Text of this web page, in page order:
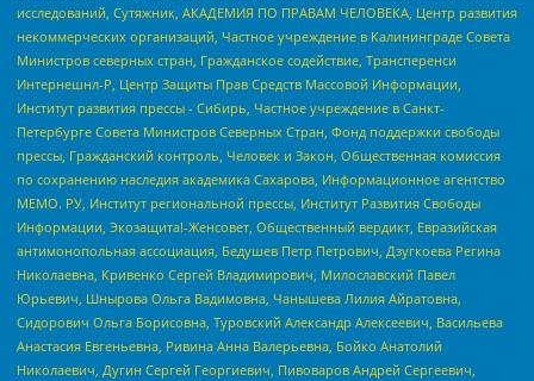
исследований, Сутяжник, АКАДЕМИЯ ПО ПРАВАМ ЧЕЛОВЕКА, Центр развития
некоммерческих организаций, Частное учреждение в Калининграде Совета
Министров северных стран, Гражданское содействие, Трансперенси
Интернешнл-Р, Центр Защиты Прав Средств Массовой Информации,
Институт развития прессы - Сибирь, Частное учреждение в Санкт-
Петербурге Совета Министров Северных Стран, Фонд поддержки свободы
прессы, Гражданский контроль, Человек и Закон, Общественная комиссия
по сохранению наследия академика Сахарова, Информационное агентство
МЕМО. РУ, Институт региональной прессы, Институт Развития Свободы
Информации, Экозащита!-Женсовет, Общественный вердикт, Евразийская
антимонопольная ассоциация, Бедушев Петр Петрович, Дзугкоева Регина
Николаевна, Кривенко Сергей Владимирович, Милославский Павел
Юрьевич, Шнырова Ольга Вадимовна, Чанышева Лилия Айратовна,
Сидорович Ольга Борисовна, Туровский Александр Алексеевич, Васильева
Анастасия Евгеньевна, Ривина Анна Валерьевна, Бойко Анатолий
Николаевич, Дугин Сергей Георгиевич, Пивоваров Андрей Сергеевич,